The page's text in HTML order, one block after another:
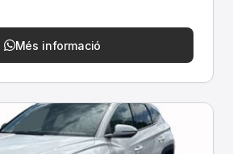
Més informació